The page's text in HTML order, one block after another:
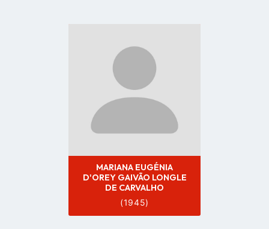
profile
page
MARIANA EUGÉNIA
D'OREY GAIVÃO LONGLE
DE CARVALHO
(1945)